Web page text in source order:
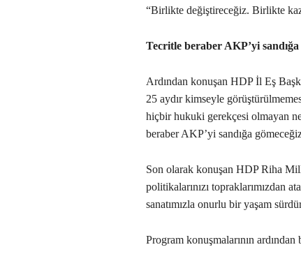
“Birlikte değiştireceğiz. Birlikte
Tecritle beraber AKP’yi sandığa
Ardından konuşan HDP İl Eş
25 aydır kimseyle
hiçbir hukuki gerekçesi olmayan
beraber AKP’yi sandığa
Son olarak konuşan HDP Riha
politikalarınızı topraklarımızdan
sanatımızla onurlu bir yaşam
Program konuşmalarının ardından